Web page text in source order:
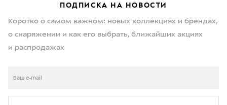
ПОДПИСКА НА НОВОСТИ
Коротко о самом важном: новых коллекциях и брендах,
о снаряжении и как его выбрать, ближайших акциях
и распродажах